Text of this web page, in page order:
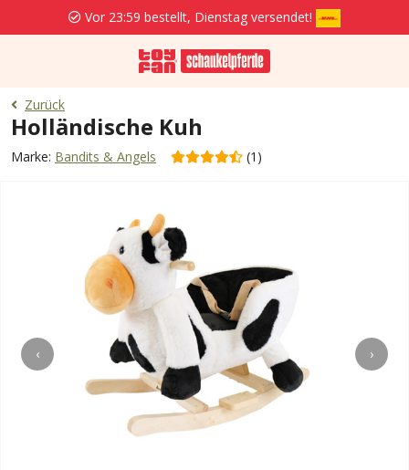
Vor 23:59 bestellt, Dienstag versendet!
Zurück
Holländische Kuh
Marke: Bandits & Angels (1)
‹ ›